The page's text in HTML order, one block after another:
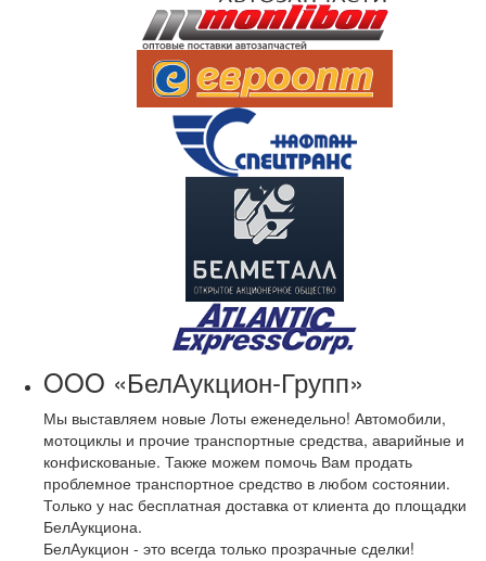
OOO «БелАукцион-Групп»
Мы выставляем новые Лоты еженедельно! Автомобили,
мотоциклы и прочие транспортные средства, аварийные и
конфискованые. Также можем помочь Вам продать
проблемное транспортное средство в любом состоянии.
Только у нас бесплатная доставка от клиента до площадки
БелАукциона.
БелАукцион - это всегда только прозрачные сделки!